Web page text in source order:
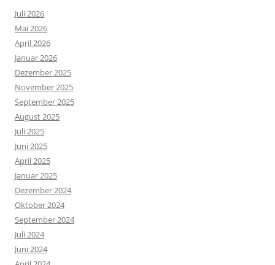
Juli 2026
Mai 2026
April 2026
Januar 2026
Dezember 2025
November 2025
September 2025
August 2025
Juli 2025
Juni 2025
April 2025
Januar 2025
Dezember 2024
Oktober 2024
September 2024
Juli 2024
Juni 2024